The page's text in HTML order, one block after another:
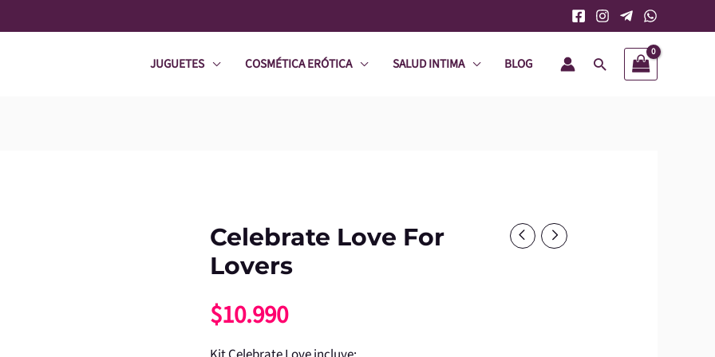
JUGUETES COSMÉTICA ERÓTICA SALUD INTIMA BLOG Buscar
Celebrate Love For
Lovers
$10.990
Celebrate
Love
Lovers